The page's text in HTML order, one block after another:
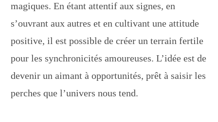
magiques. En étant attentif aux signes, en
s’ouvrant aux autres et en cultivant une attitude
positive, il est possible de créer un terrain fertile
pour les synchronicités amoureuses. L’idée est de
devenir un aimant à opportunités, prêt à saisir les
perches que l’univers nous tend.